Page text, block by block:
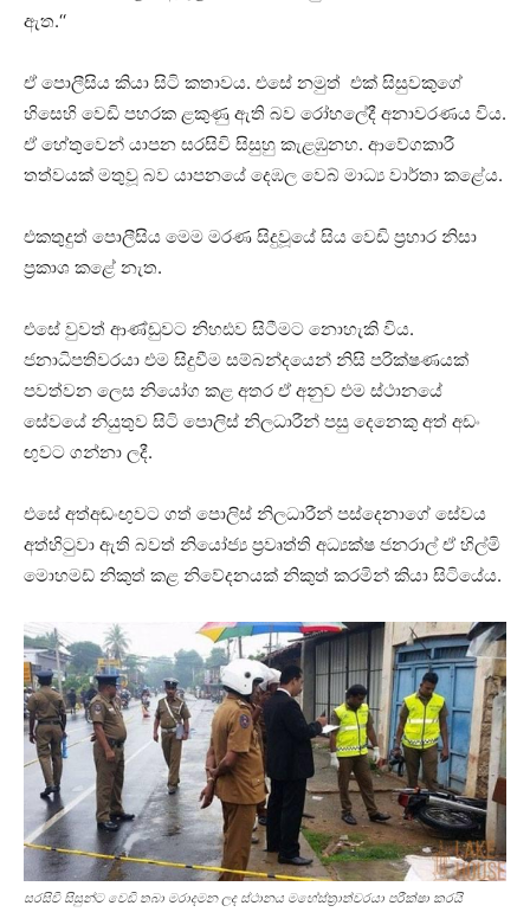
ඇත.‘‘
ඒ පොලීසිය කියා සිටි කතාවය. එසේ නමුත් එක් සිසුවකුගේ
හිසෙහි වෙඩි පහරක ළකුණු ඇති බව රෝහලේදී අනාවරණය විය.
ඒ හේතුවෙන් යාපන සරසිවි සිසුහු කැළඹුනහ. ආවේගකාරී
තත්වයක් මතුවූ බව යාපනයේ දෙඹල වෙබ් මාධ්‍ය වාර්තා කළේය.
එකතුදුත් පොලීසිය මෙම මරණ සිදුවූයේ සිය වෙඩි ප්‍රහාර නිසා
ප්‍රකාශ කළේ නැත.
එසේ වුවත් ආණ්ඩුවට නිහඪව සිටීමට නොහැකි විය.
ජනාධිපතිවරයා එම සිදුවීම සම්බන්දයෙන් නිසි පරික්ෂණයක්
පවත්වන ලෙස නියෝග කළ අතර ඒ අනුව එම ස්ථානයේ
සේවයේ නියුතුව සිටි පොලිස් නිලධාරීන් පසු දෙනෙකු අත් අඩං
ඟුවට ගන්නා ලදී.
එසේ අත්අඬංඟුවට ගත් පොලිස් නිලධාරීන් පස්දෙනාගේ සේවය
අත්හිටුවා ඇති බවත් නියෝජ්‍ය ප්‍රවෘත්ති අධ්‍යක්ෂ ජනරාල් ඒ හිල්මි
මොහමඩ් නිකුත් කළ නිවේදනයක් නිකුත් කරමින් කියා සිටියේය.
සරසිවි සිසුන්ට වෙඩි තබා මරාදමන ලද ස්ථානය මහේස්ත්‍රාත්වරයා පරීක්ෂා කරයි